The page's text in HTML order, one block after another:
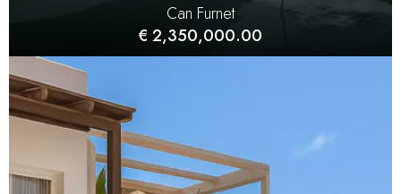
Can Furnet
€ 2,350,000.00